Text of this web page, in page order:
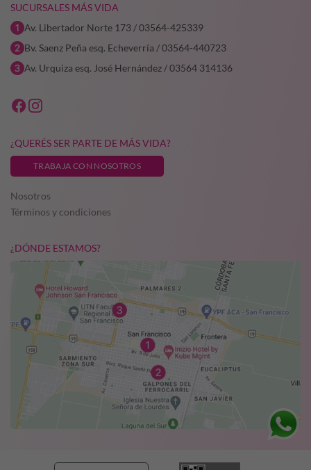
SUCURSALES MÁS VIDA
Av. Libertador Norte 173 / 03564-425339
Bv. Saenz Peña esq. Echeverría / 03564-440723
Av. Urquiza esq. José Hernández / 03564 314136
¿QUERÉS SER PARTE DE MÁS VIDA?
TRABAJA CON NOSOTROS
Nosotros
Términos y condiciones
¿DÓNDE ESTAMOS?